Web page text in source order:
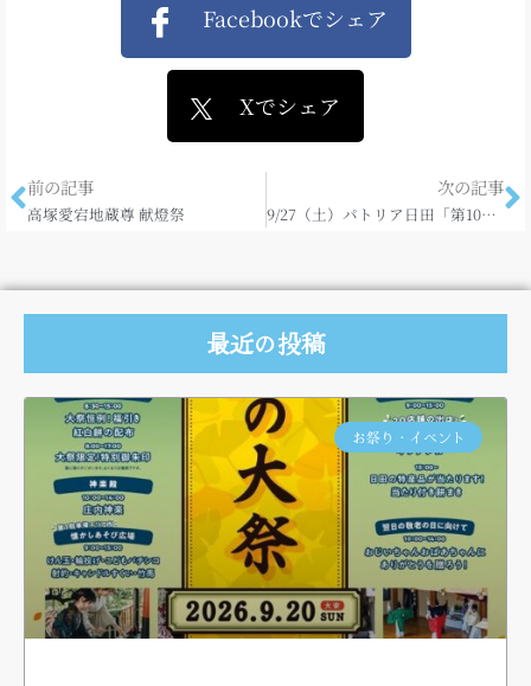
Facebookでシェア
Xでシェア
前の記事
高塚愛宕地蔵尊 献燈祭
次の記事
9/27（土）パトリア日田「第10回桂文珍の会」
最近の投稿
お祭り・イベント